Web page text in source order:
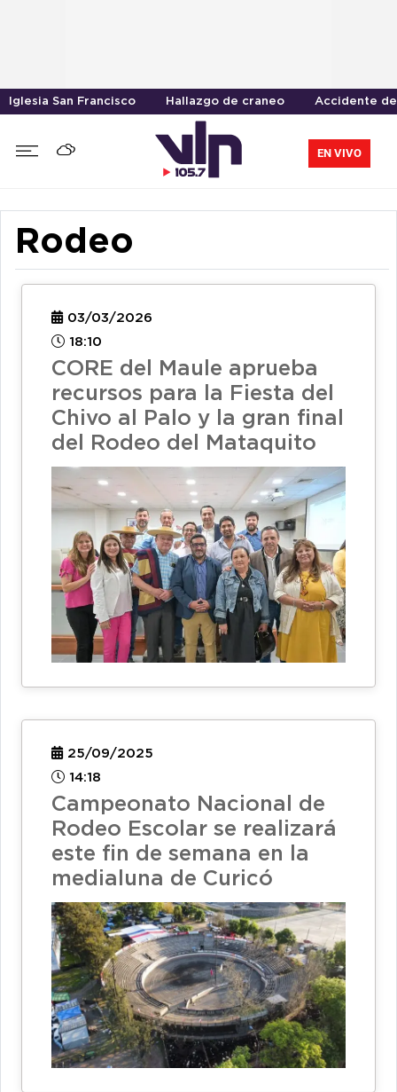
Iglesia San Francisco Hallazgo de craneo Accidente
EN VIVO
Rodeo
03/03/2026
18:10
CORE del Maule aprueba
recursos para la Fiesta del
Chivo al Palo y la gran final
del Rodeo del Mataquito
25/09/2025
14:18
Campeonato Nacional de
Rodeo Escolar se realizará
este fin de semana en la
medialuna de Curicó